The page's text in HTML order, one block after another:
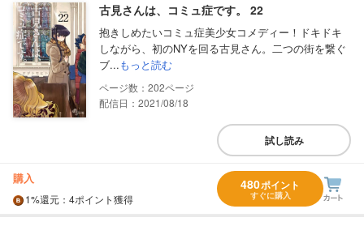
古見さんは、コミュ症です。 22
抱きしめたいコミュ症美少女コメディー！ドキドキ
しながら、初のNYを回る古見さん。二つの街を繋ぐ
ブ...もっと読む
202
配信日：2021/08/18
試し読み
購入
1%還元 ：4ポイント獲得
480ポイント
すぐに購入